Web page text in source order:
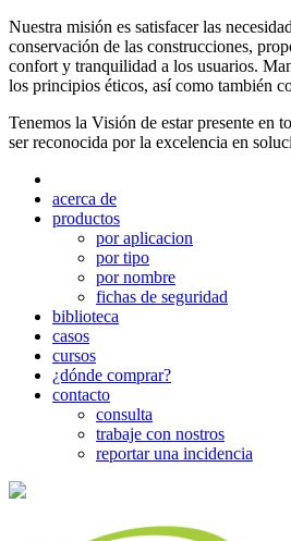
Nuestra misión es satisfacer las
conservación de las construcciones,
confort y tranquilidad a los usuarios.
los principios éticos, así como también
Tenemos la Visión de estar presente en
ser reconocida por la excelencia en
acerca de
productos
por aplicacion
por tipo
por nombre
fichas de seguridad
biblioteca
casos
cursos
¿dónde comprar?
contacto
consulta
trabaje con nostros
reportar una incidencia